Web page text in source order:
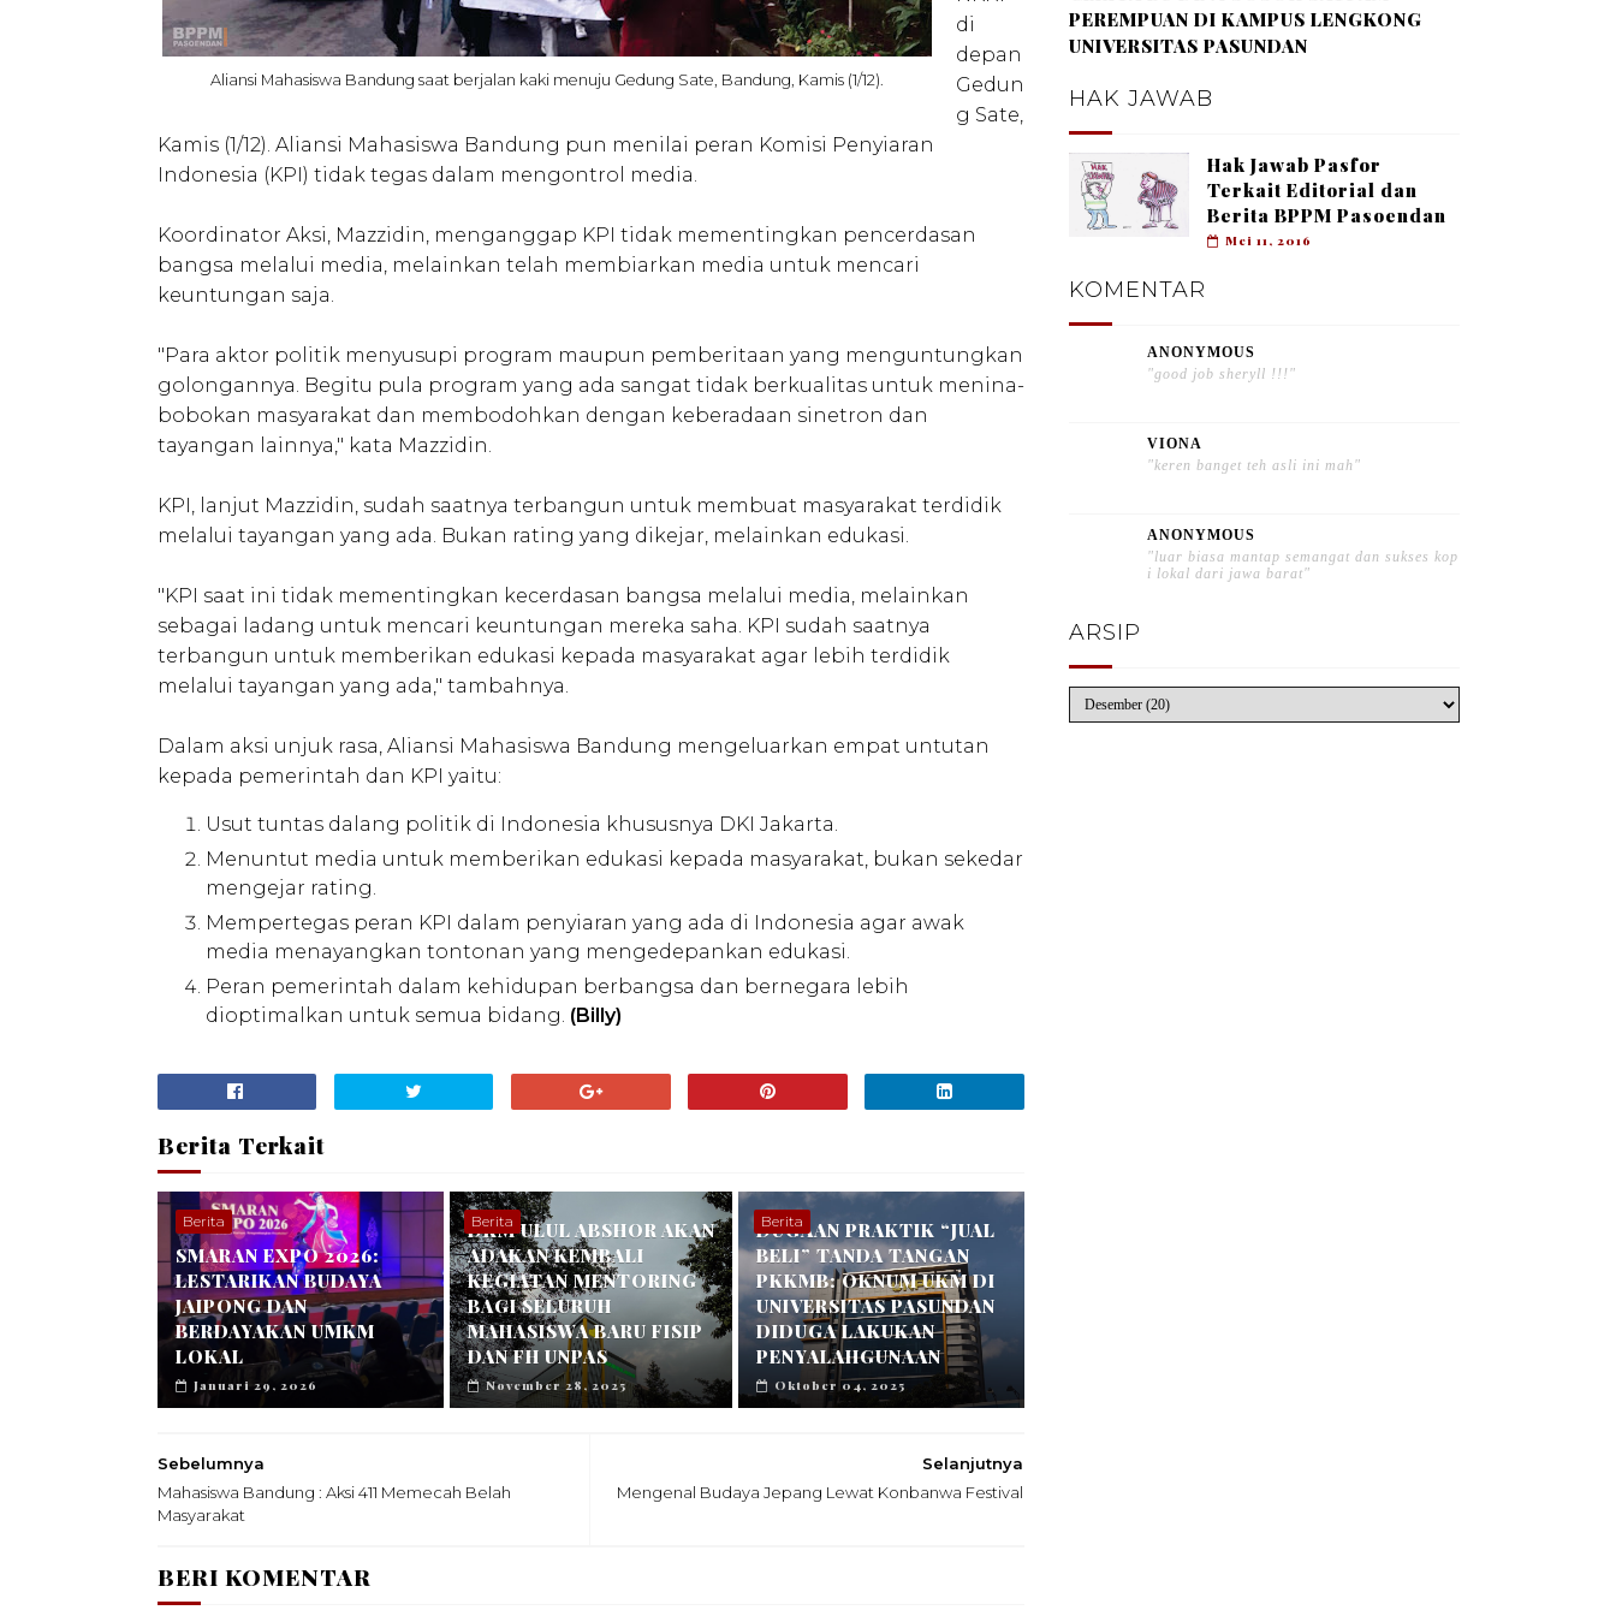
Aliansi Mahasiswa Bandung saat berjalan kaki menuju Gedung Sate, Bandung, Kamis (1/12).
di
depan
Gedun
g Sate,
Kamis (1/12). Aliansi Mahasiswa Bandung pun menilai peran Komisi Penyiaran
Indonesia (KPI) tidak tegas dalam mengontrol media.
Koordinator Aksi, Mazzidin, menganggap KPI tidak mementingkan pencerdasan
bangsa melalui media, melainkan telah membiarkan media untuk mencari
keuntungan saja.
"Para aktor politik menyusupi program maupun pemberitaan yang menguntungkan
golongannya. Begitu pula program yang ada sangat tidak berkualitas untuk menina-
bobokan masyarakat dan membodohkan dengan keberadaan sinetron dan
tayangan lainnya," kata Mazzidin.
KPI, lanjut Mazzidin, sudah saatnya terbangun untuk membuat masyarakat terdidik
melalui tayangan yang ada. Bukan rating yang dikejar, melainkan edukasi.
"KPI saat ini tidak mementingkan kecerdasan bangsa melalui media, melainkan
sebagai ladang untuk mencari keuntungan mereka saha. KPI sudah saatnya
terbangun untuk memberikan edukasi kepada masyarakat agar lebih terdidik
melalui tayangan yang ada," tambahnya.
Dalam aksi unjuk rasa, Aliansi Mahasiswa Bandung mengeluarkan empat untutan
kepada pemerintah dan KPI yaitu:
Usut tuntas dalang politik di Indonesia khususnya DKI Jakarta.
Menuntut media untuk memberikan edukasi kepada masyarakat, bukan sekedar
mengejar rating.
Mempertegas peran KPI dalam penyiaran yang ada di Indonesia agar awak
media menayangkan tontonan yang mengedepankan edukasi.
Peran pemerintah dalam kehidupan berbangsa dan bernegara lebih
dioptimalkan untuk semua bidang. (Billy)
Berita Terkait
Berita
SMARAN EXPO 2026:
LESTARIKAN BUDAYA
JAIPONG DAN
BERDAYAKAN UMKM
LOKAL
Januari 29, 2026
Berita
DKM ULUL ABSHOR AKAN
ADAKAN KEMBALI
KEGIATAN MENTORING
BAGI SELURUH
MAHASISWA BARU FISIP
DAN FH UNPAS
November 28, 2025
Berita
DUGAAN PRAKTIK “JUAL
BELI” TANDA TANGAN
PKKMB: OKNUM UKM DI
UNIVERSITAS PASUNDAN
DIDUGA LAKUKAN
PENYALAHGUNAAN
Oktober 04, 2025
Selanjutnya
Mengenal Budaya Jepang Lewat Konbanwa Festival
Sebelumnya
Mahasiswa Bandung : Aksi 411 Memecah Belah
Masyarakat
BERI KOMENTAR
PEREMPUAN DI KAMPUS LENGKONG
UNIVERSITAS PASUNDAN
HAK JAWAB
Hak Jawab Pasfor
Terkait Editorial dan
Berita BPPM Pasoendan
Mei 11, 2016
KOMENTAR
ANONYMOUS
"good job sheryll !!!"
VIONA
"keren banget teh asli ini mah"
ANONYMOUS
"luar biasa mantap semangat dan sukses kop
i lokal dari jawa barat"
ARSIP